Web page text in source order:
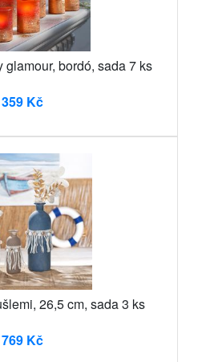
glamour, bordó, sada 7 ks
359 Kč
26,5 cm, sada 3 ks
769 Kč